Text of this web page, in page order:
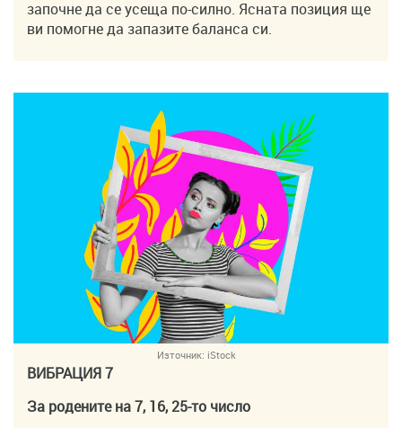
започне да се усеща по-силно. Ясната позиция ще
ви помогне да запазите баланса си.
Източник: iStock
ВИБРАЦИЯ 7
За родените на 7, 16, 25-то число